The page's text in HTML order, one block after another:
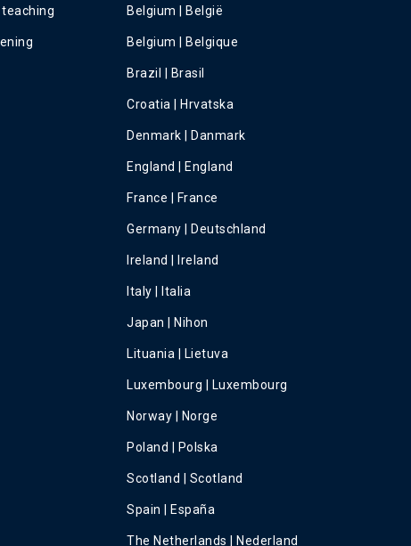
Belgium | België
Belgium | Belgique
Brazil | Brasil
Croatia | Hrvatska
Denmark | Danmark
England | England
France | France
Germany | Deutschland
Ireland | Ireland
Italy | Italia
Japan | Nihon
Lituania | Lietuva
Luxembourg | Luxembourg
Norway | Norge
Poland | Polska
Scotland | Scotland
Spain | España
The Netherlands | Nederland